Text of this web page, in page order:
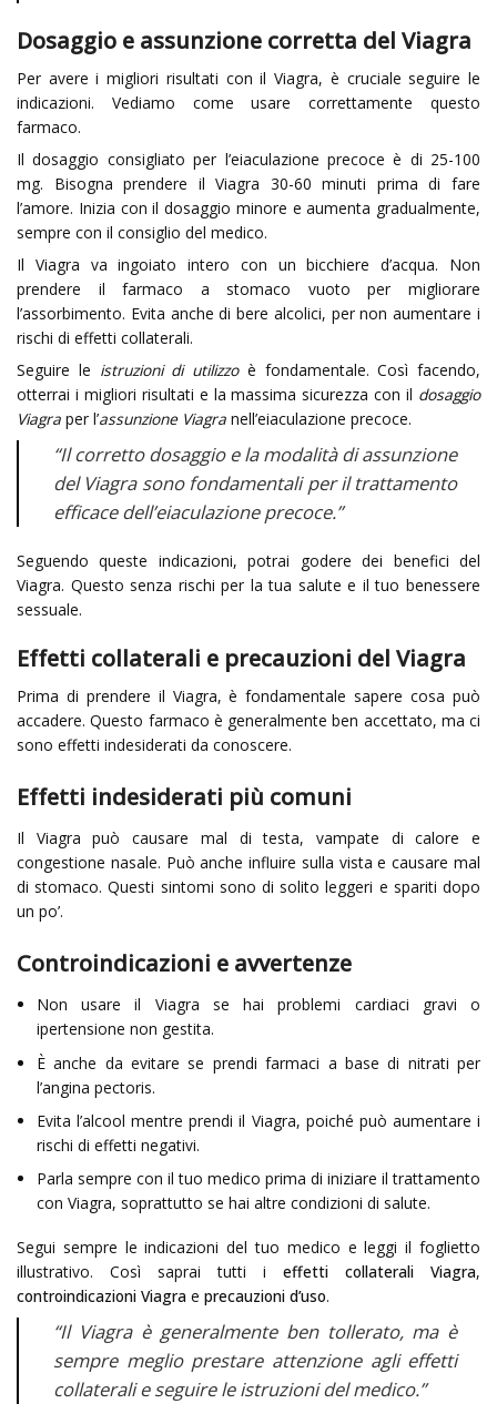
Dosaggio e assunzione corretta del Viagra
Per avere i migliori risultati con il Viagra, è cruciale seguire le
indicazioni. Vediamo come usare correttamente questo
farmaco.
Il dosaggio consigliato per l’eiaculazione precoce è di 25-100
mg. Bisogna prendere il Viagra 30-60 minuti prima di fare
l’amore. Inizia con il dosaggio minore e aumenta gradualmente,
sempre con il consiglio del medico.
Il Viagra va ingoiato intero con un bicchiere d’acqua. Non
prendere il farmaco a stomaco vuoto per migliorare
l’assorbimento. Evita anche di bere alcolici, per non aumentare i
rischi di effetti collaterali.
Seguire le istruzioni di utilizzoè fondamentale. Così facendo,
otterrai i migliori risultati e la massima sicurezza con il dosaggio
Viagra per l’assunzione Viagra nell’eiaculazione precoce.
“Il corretto dosaggio e la modalità di assunzione
del Viagra sono fondamentali per il trattamento
efficace dell’eiaculazione precoce.”
Seguendo queste indicazioni, potrai godere dei benefici del
Viagra. Questo senza rischi per la tua salute e il tuo benessere
sessuale.
Effetti collaterali e precauzioni del Viagra
Prima di prendere il Viagra, è fondamentale sapere cosa può
accadere. Questo farmaco è generalmente ben accettato, ma ci
sono effetti indesiderati da conoscere.
Effetti indesiderati più comuni
Il Viagra può causare mal di testa, vampate di calore e
congestione nasale. Può anche influire sulla vista e causare mal
di stomaco. Questi sintomi sono di solito leggeri e spariti dopo
un po’.
Controindicazioni e avvertenze
Non usare il Viagra se hai problemi cardiaci gravi o
ipertensione non gestita.
È anche da evitare se prendi farmaci a base di nitrati per
l’angina pectoris.
Evita l’alcool mentre prendi il Viagra, poiché può aumentare i
rischi di effetti negativi.
Parla sempre con il tuo medico prima di iniziare il trattamento
con Viagra, soprattutto se hai altre condizioni di salute.
Segui sempre le indicazioni del tuo medico e leggi il foglietto
illustrativo. Così saprai tutti i effetti collaterali Viagra,
controindicazioni Viagra e precauzioni d’uso.
“Il Viagra è generalmente ben tollerato, ma è
sempre meglio prestare attenzione agli effetti
collaterali e seguire le istruzioni del medico.”